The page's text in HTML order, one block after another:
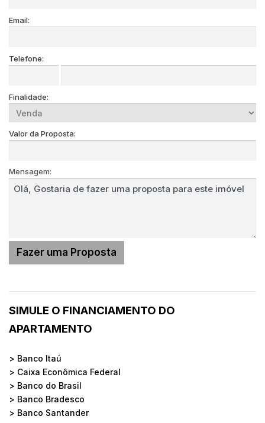
Email:
Telefone:
Finalidade:
Valor da Proposta:
Mensagem:
SIMULE O FINANCIAMENTO DO
APARTAMENTO
> Banco Itaú
> Caixa Econômica Federal
> Banco do Brasil
> Banco Bradesco
> Banco Santander